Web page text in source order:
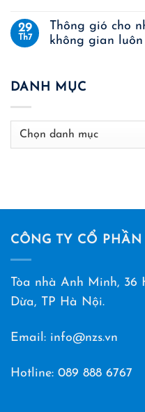
29
Th7
Thông gió cho
không gian
DANH MỤC
Danh
mục
CÔNG TY CỔ
Tòa nhà Anh Minh,
Dừa, TP Hà Nội.
Email: info@nzs.vn
Hotline: 089 888 6767